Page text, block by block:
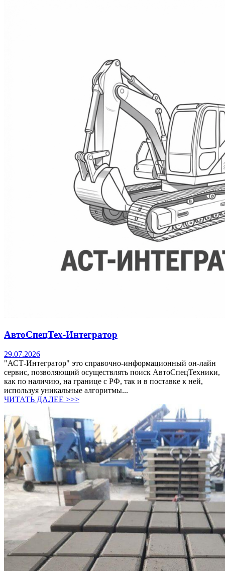
АвтоСпецТех-Интегратор
29.07.2026
"АСТ-Интегратор" это справочно-информационный он-лайн
сервис, позволяющий осуществлять поиск АвтоСпецТехники,
как по наличию, на границе с РФ, так и в поставке к ней,
используя уникальные алгоритмы...
ЧИТАТЬ ДАЛЕЕ >>>